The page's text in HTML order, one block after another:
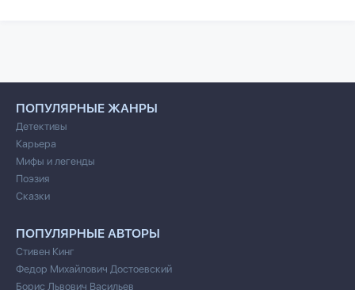
ПОПУЛЯРНЫЕ ЖАНРЫ
Детективы
Карьера
Мифы и легенды
Поэзия
Сказки
ПОПУЛЯРНЫЕ АВТОРЫ
Стивен Кинг
Федор Михайлович Достоевский
Борис Львович Васильев